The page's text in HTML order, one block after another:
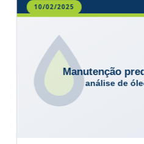
10/02/2025